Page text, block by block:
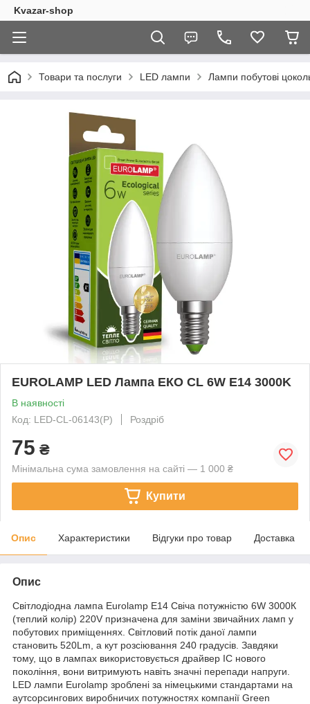
Kvazar-shop
Товари та послуги LED лампи Лампи побутові
EUROLAMP LED Лампа ЕКО CL 6W E14 3000K
В наявності
Код: LED-CL-06143(P)
Роздріб
75 ₴
Мінімальна сума замовлення на сайті — 1 000 ₴
Купити
Опис Характеристики Відгуки про товар Доставка
Опис
Світлодіодна лампа Eurolamp E14 Свіча потужністю 6W 3000К
(теплий колір) 220V призначена для заміни звичайних ламп у
побутових приміщеннях. Світловий потік даної лампи
становить 520Lm, а кут розсіювання 240 градусів. Завдяки
тому, що в лампах використовується драйвер IC нового
покоління, вони витримують навіть значні перепади напруги.
LED лампи Eurolamp зроблені за німецькими стандартами на
аутсорсингових виробничих потужностях компанії Green